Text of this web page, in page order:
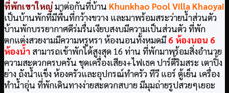
ที่พักเขาใหญ่มาต่อกันที่บ้าน Khunkhao Pool Villa Khaoyai
เป็นบ้านพักที่มีพื้นที่กว้างขวาง และมาพร้อมสระว่ายน้ำส่วนตัว
บ้านพักบรรยากาศดีร่มรื่นเงียบสงบมีความเป็นส่วนตัว ที่พัก
ตกแต่งสวยงามมีความหรูหรา ห้องนอนทั้งหมดมี6 ห้องนอน 6
ห้องน้ำ สามารถเข้าพักได้สูงสุด 16 ท่าน ที่พักมาพร้อมสิ่งอำนวย
ความสะดวกครบครัน ชุดเครื่องเสียง+ไฟเธค ปาร์ตี้ริมสระ เตาปิ้ง
ย่าง ถังน้ำแข็ง ห้องครัวและอุปกรณ์ทำครัว ทีวี แอร์ ตู้เย็น เครื่อง
ทำน้ำอุ่น ที่พักเดินทางง่ายสะดวกสบาย มีมุมถ่ายรูปสวยๆเยอะ